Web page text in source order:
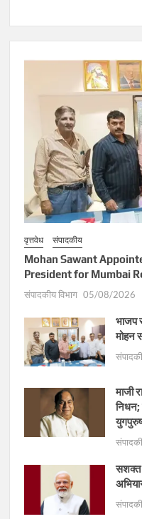
वृत्तवेध संपादकीय
Mohan Sawant
President for Mumbai
संपादकीय विभाग 05/08/2026
भाजप
मोहन
माजी
निधन;
सशक्त